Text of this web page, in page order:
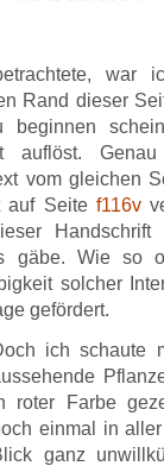
war
Rand dieser
beginnen
auflöst.
vom gleichen
auf Seite f116v
gäbe. Wie so
solcher
gefördert.
ich schaute
roter Farbe
einmal in
ganz